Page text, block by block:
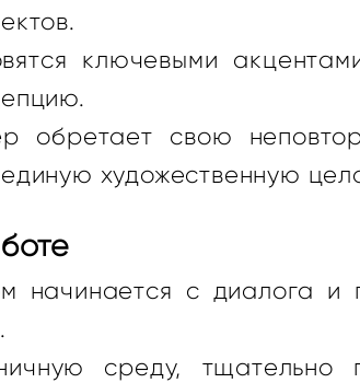
ключевыми
обретает свою
художественную
начинается с диалога и
среду, тщательно